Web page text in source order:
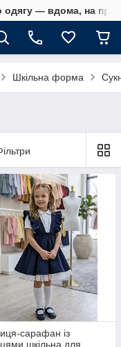
одягу — вдома, на
Шкільна форма
сарафан із
шкільна для